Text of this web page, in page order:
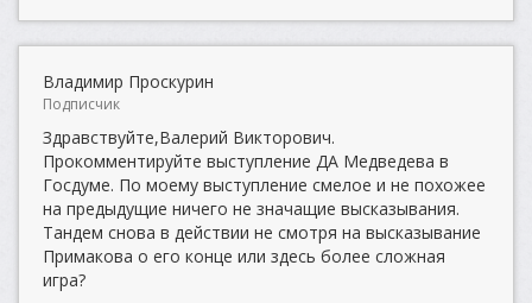
Владимир Проскурин
Подписчик
Здравствуйте,Валерий Викторович.
Прокомментируйте выступление ДА Медведева в
Госдуме. По моему выступление смелое и не похожее
на предыдущие ничего не значащие высказывания.
Тандем снова в действии не смотря на высказывание
Примакова о его конце или здесь более сложная
игра?